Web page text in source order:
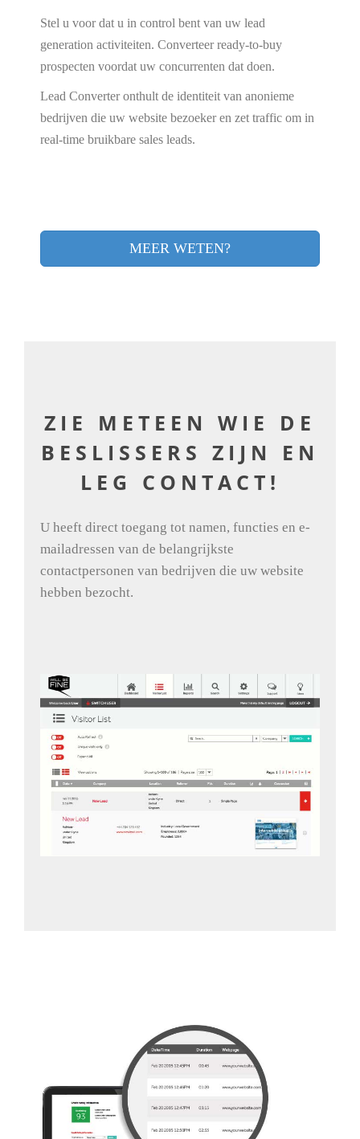
Stel u voor dat u in control bent van uw lead
generation activiteiten. Converteer ready-to-buy
prospecten voordat uw concurrenten dat doen.
Lead Converter onthult de identiteit van anonieme
bedrijven die uw website bezoeker en zet traffic om in
real-time bruikbare sales leads.
MEER WETEN?
ZIE METEEN WIE DE
BESLISSERS ZIJN EN
LEG CONTACT!
U heeft direct toegang tot namen, functies en e-
mailadressen van de belangrijkste
contactpersonen van bedrijven die uw website
hebben bezocht.